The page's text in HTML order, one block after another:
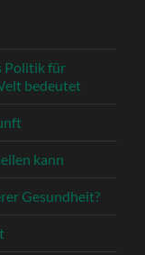
Politik für
bedeutet
kann
Gesundheit?